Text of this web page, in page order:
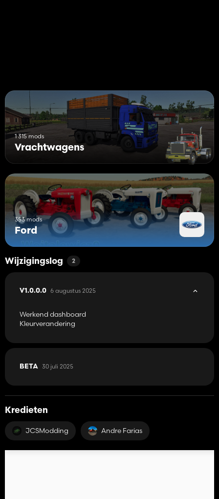
1 315 mods
Vrachtwagens
353 mods
Ford
Wijzigingslog 2
V1.0.0.0 6 augustus 2025
Werkend dashboard
Kleurverandering
BETA 30 juli 2025
Kredieten
JCSModding Andre Farias